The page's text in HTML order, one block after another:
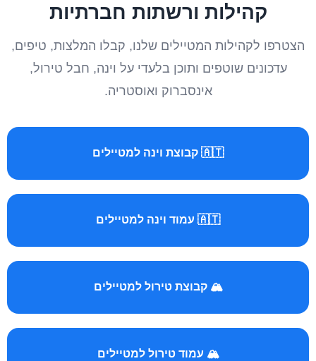
קהילות ורשתות חברתיות
הצטרפו לקהילות המטיילים שלנו, קבלו המלצות, טיפים,
עדכונים שוטפים ותוכן בלעדי על וינה, חבל טירול,
אינסברוק ואוסטריה.
🇦🇹 קבוצת וינה למטיילים
🇦🇹 עמוד וינה למטיילים
🏔️ קבוצת טירול למטיילים
🏔️ עמוד טירול למטיילים